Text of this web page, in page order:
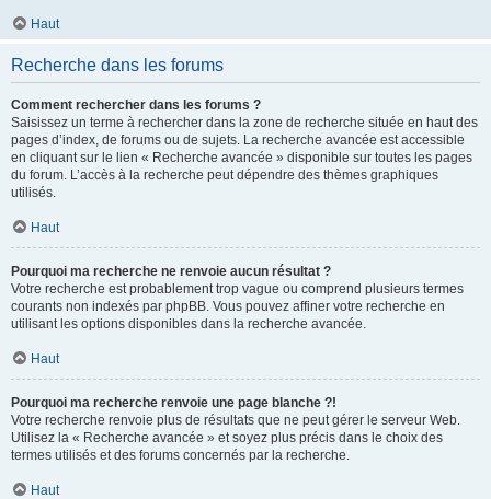
Haut
Recherche dans les forums
Comment rechercher dans les forums ?
Saisissez un terme à rechercher dans la zone de recherche située en haut des
pages d’index, de forums ou de sujets. La recherche avancée est accessible
en cliquant sur le lien « Recherche avancée » disponible sur toutes les pages
du forum. L’accès à la recherche peut dépendre des thèmes graphiques
utilisés.
Haut
Pourquoi ma recherche ne renvoie aucun résultat ?
Votre recherche est probablement trop vague ou comprend plusieurs termes
courants non indexés par phpBB. Vous pouvez affiner votre recherche en
utilisant les options disponibles dans la recherche avancée.
Haut
Pourquoi ma recherche renvoie une page blanche ?!
Votre recherche renvoie plus de résultats que ne peut gérer le serveur Web.
Utilisez la « Recherche avancée » et soyez plus précis dans le choix des
termes utilisés et des forums concernés par la recherche.
Haut